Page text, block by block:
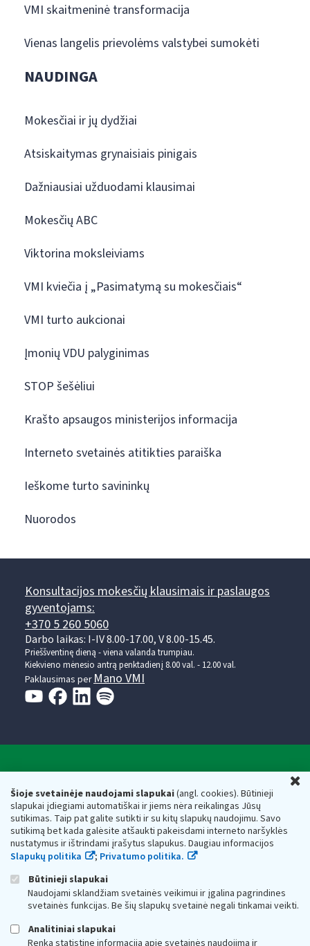
Šioje svetainėje naudojami slapukai(angl. cookies). Būtinieji
slapukai įdiegiami automatiškai ir jiems nėra reikalingas Jūsų
sutikimas. Taip pat galite sutikti ir su kitų slapukų naudojimu. Savo
sutikimą bet kada galėsite atšaukti pakeisdami interneto naršyklės
nustatymus ir ištrindami įrašytus slapukus. Daugiau informacijos
Slapukų politika
; Privatumo politika.
Būtinieji slapukai
Naudojami sklandžiam svetainės veikimui ir įgalina pagrindines
svetainės funkcijas. Be šių slapukų svetainė negali tinkamai veikti.
Analitiniai slapukai
Renka statistinę informaciją apie svetainės naudojimą ir
VMI skaitmeninė transformacija
Vienas langelis prievolėms valstybei sumokėti
NAUDINGA
Mokesčiai ir jų dydžiai
Atsiskaitymas grynaisiais pinigais
Dažniausiai užduodami klausimai
Mokesčių ABC
Viktorina moksleiviams
VMI kviečia į „Pasimatymą su mokesčiais“
VMI turto aukcionai
Įmonių VDU palyginimas
STOP šešėliui
Krašto apsaugos ministerijos informacija
Interneto svetainės atitikties paraiška
Ieškome turto savininkų
Nuorodos
Konsultacijos mokesčių klausimais ir paslaugos
gyventojams:
+370 5 260 5060
Darbo laikas: I-IV 8.00-17.00, V 8.00-15.45.
Prieššventinę dieną - viena valanda trumpiau.
Kiekvieno mėnesio antrą penktadienį 8.00 val. - 12.00 val.
Paklausimas per Mano VMI
Respublikos finansų ministerijos
Biudžetinė įstaiga. Juridinio asmens kodas — 188659752,
adresas: Vasario 16-osios g. 14, 01107 Vilnius, Lietuva, el.paštas:
vmi@vmi.lt, E. pristatymo dėžutės adresas 188659752
Duomenys apie Valstybinę mokesčių inspekciją prie Lietuvos
Respublikos finansų ministerijos kaupiami ir saugomi Juridinių